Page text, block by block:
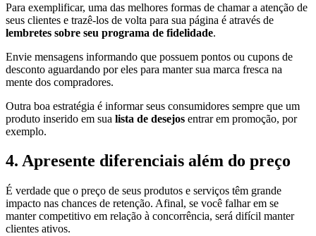
Para exemplificar, uma das melhores formas de chamar a atenção de
seus clientes e trazê-los de volta para sua página é através de
lembretes sobre seu programa de fidelidade.
Envie mensagens informando que possuem pontos ou cupons de
desconto aguardando por eles para manter sua marca fresca na
mente dos compradores.
Outra boa estratégia é informar seus consumidores sempre que um
produto inserido em sua lista de desejos entrar em promoção, por
exemplo.
4. Apresente diferenciais além do preço
É verdade que o preço de seus produtos e serviços têm grande
impacto nas chances de retenção. Afinal, se você falhar em se
manter competitivo em relação à concorrência, será difícil manter
clientes ativos.